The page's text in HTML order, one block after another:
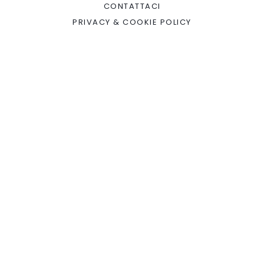
CONTATTACI
PRIVACY & COOKIE POLICY